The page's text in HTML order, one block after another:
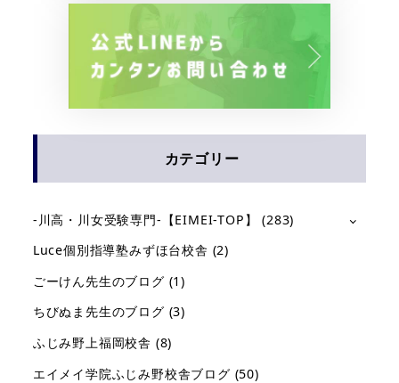
カテゴリー
-川高・川女受験専門-【EIMEI-TOP】
(283)
Luce個別指導塾みずほ台校舎 (2)
ごーけん先生のブログ (1)
ちびぬま先生のブログ (3)
ふじみ野上福岡校舎 (8)
エイメイ学院ふじみ野校舎ブログ (50)